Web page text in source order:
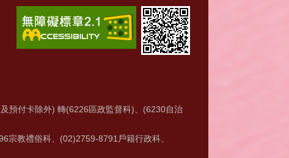
預付卡除外) 轉(6226區政監督科)、(6230自治
教禮俗科、(02)2759-8791戶籍行政科、